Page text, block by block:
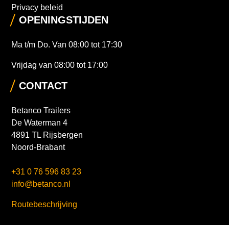
Privacy beleid
OPENINGSTIJDEN
Ma t/m Do. Van 08:00 tot 17:30
Vrijdag van 08:00 tot 17:00
CONTACT
Betanco Trailers
De Waterman 4
4891 TL Rijsbergen
Noord-Brabant
+31 0 76 596 83 23
info@betanco.nl
Routebeschrijving